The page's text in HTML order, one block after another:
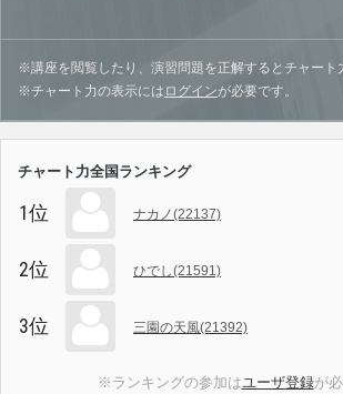
※講座を閲覧したり、演習問題を正解するとチャート
※チャート力の表示には ログインが必要です。
チャート力全国ランキング
1位 ナカノ(22137)
2位 ひでし(21591)
3位 三園の天風(21392)
※ランキングの参加はユーザ登録が必